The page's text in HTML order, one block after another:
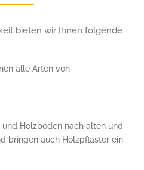
bieten wir Ihnen folgende
alle Arten von
Holzböden nach alten und
bringen auch Holzpflaster ein